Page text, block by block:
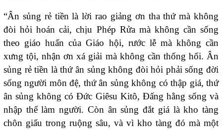
“Ân sủng rẻ tiền là lời rao giảng ơn tha thứ mà không
đòi hỏi hoán cải, chịu Phép Rửa mà không cần sống
theo giáo huấn của Giáo hội, rước lễ mà không cần
xưng tội, nhận ơn xá giải mà không cần thống hối. Ân
sủng rẻ tiền là thứ ân sủng không đòi hỏi phải sống đời
sống người môn đệ, thứ ân sủng không có thập giá, thứ
ân sủng không có Đức Giêsu Kitô, Đấng hằng sống và
nhập thể làm người. Còn ân sủng đắt giá là kho tàng
chôn giấu trong ruộng sâu, và vì kho tàng đó mà một